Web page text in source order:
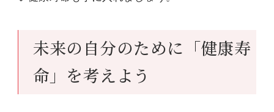
未来の自分のために「健康寿
命」を考えよう